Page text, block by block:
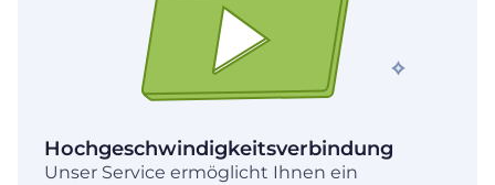
Hochgeschwindigkeitsverbindung
Unser Service ermöglicht Ihnen ein